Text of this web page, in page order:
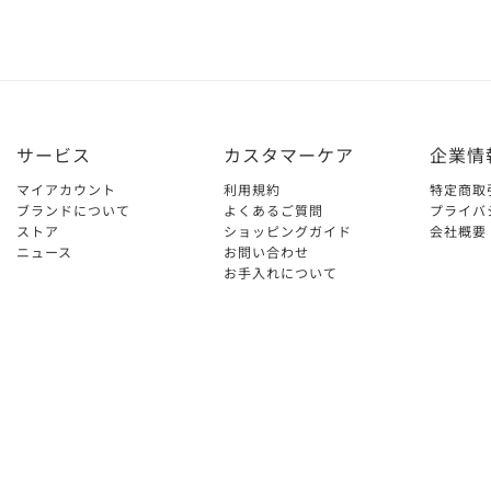
サービス
マイアカウント
ブランドについて
ストア
ニュース
カスタマーケア
利用規約
よくあるご質問
ショッピングガイド
お問い合わせ
お手入れについて
企業情
特定商取
プライバ
会社概要